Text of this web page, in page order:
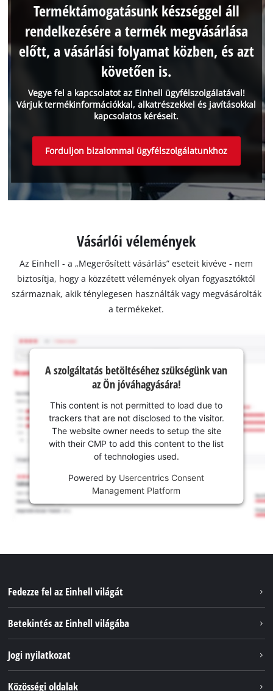
Vegye fel a kapcsolatot az Einhell ügyfélszolgálatával!
Várjuk termékinformációkkal, alkatrészekkel és javításokkal
kapcsolatos kéréseit.
Terméktámogatásunk készséggel áll
rendelkezésére a termék megvásárlása
előtt, a vásárlási folyamat közben, és azt
követően is.
Forduljon bizalommal ügyfélszolgálatunkhoz
Vásárlói vélemények
Az Einhell - a „Megerősített vásárlás” eseteit kivéve - nem
biztosítja, hogy a közzétett vélemények olyan fogyasztóktól
származnak, akik ténylegesen használták vagy megvásárolták
a termékeket.
A szolgáltatás betöltéséhez szükségünk van
az Ön jóváhagyására!
This content is not permitted to load due to
trackers that are not disclosed to the visitor.
The website owner needs to setup the site
with their CMP to add this content to the list
of technologies used.
Powered by Usercentrics Consent
Management Platform
Fedezze fel az Einhell világát
Betekintés az Einhell világába
Az Einhell világszerte
Jogi nyilatkozat
Közösségi oldalak